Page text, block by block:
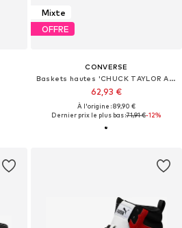
Mixte
OFFRE
CONVERSE
Baskets hautes 'CHUCK TAYLOR ALL STAR LIFT PLATFORM WIDE WIDTH'
62,93 €
À l'origine : 89,90 €
Dernier prix le plus bas :71,91 €-12%